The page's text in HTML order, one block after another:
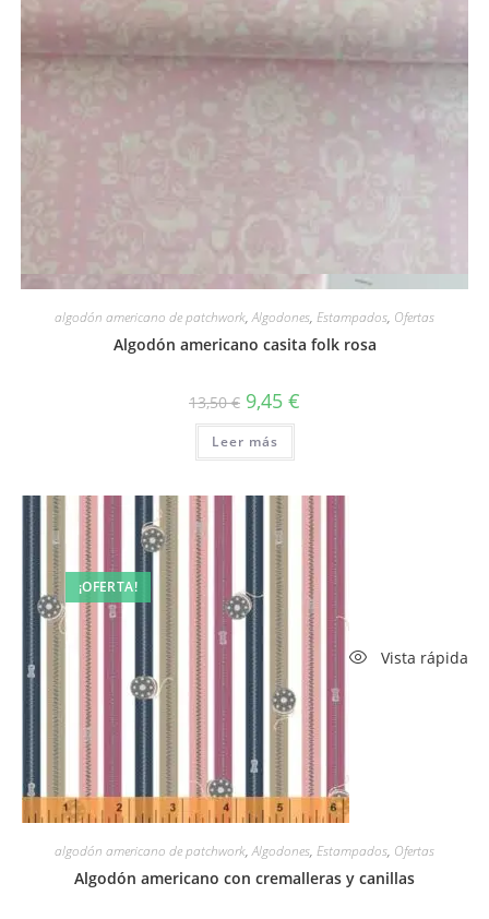
Vista rápida
algodón americano de patchwork,Algodones, Estampados, Ofertas
Algodón americano casita folk rosa
13,50€ El
precio
original
era:
13,50 €.
9,45 €
Leer más
¡OFERTA!
Vista rápida
algodón americano de patchwork,Algodones, Estampados, Ofertas
Algodón americano con cremalleras y canillas